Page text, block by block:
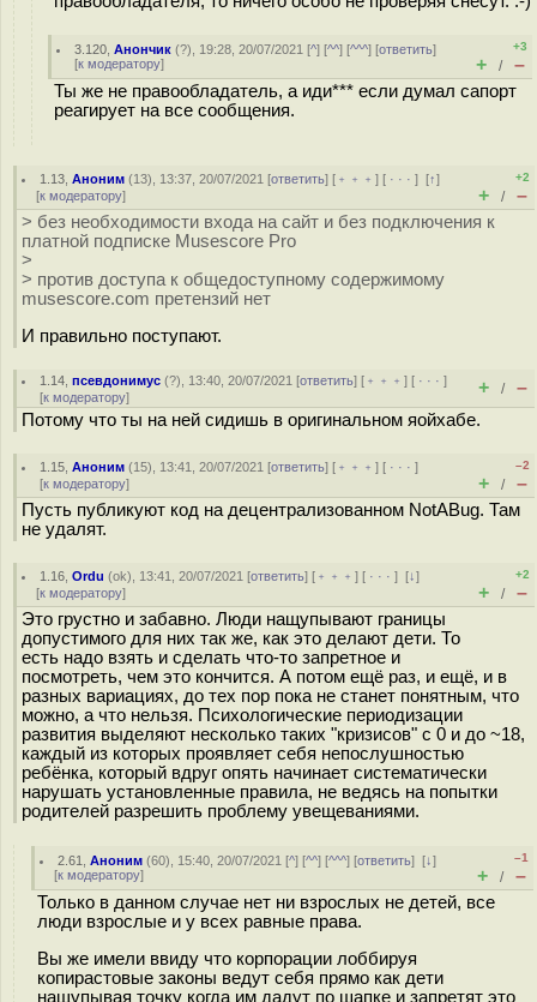
3.120 ,Анончик (?), 19:28, 20/07/2021 [^] [^^] [^^^] [ответить]
[к модератору]
+3
+ / –
Ты же не правообладатель, а иди*** если думал сапорт
реагирует на все сообщения.
1.13 ,Аноним (13), 13:37, 20/07/2021 [ответить] [ ﹢﹢﹢] [ · · ·][↑]
[к модератору]
+2
+ / –
> без необходимости входа на сайт и без подключения к
платной подписке Musescore Pro
>
> против доступа к общедоступному содержимому
musescore.com претензий нет
И правильно поступают.
1.14 ,псевдонимус (?), 13:40, 20/07/2021 [ответить] [ ﹢﹢﹢] [ · · ·]
[к модератору] + / –
Потому что ты на ней сидишь в оригинальном яойхабе.
1.15 ,Аноним (15), 13:41, 20/07/2021 [ответить] [ ﹢﹢﹢] [ · · ·]
[к модератору]
–2
+ / –
Пусть публикуют код на децентрализованном NotABug. Там
не удалят.
1.16 ,Ordu (ok), 13:41, 20/07/2021 [ответить] [ ﹢﹢﹢] [ · · ·][↓]
[к модератору]
+2
+ / –
Это грустно и забавно. Люди нащупывают границы
допустимого для них так же, как это делают дети. То
есть надо взять и сделать что-то запретное и
посмотреть, чем это кончится. А потом ещё раз, и ещё, и в
разных вариациях, до тех пор пока не станет понятным, что
можно, а что нельзя. Психологические периодизации
развития выделяют несколько таких "кризисов" с 0 и до ~18,
каждый из которых проявляет себя непослушностью
ребёнка, который вдруг опять начинает систематически
нарушать установленные правила, не ведясь на попытки
родителей разрешить проблему увещеваниями.
2.61 ,Аноним (60), 15:40, 20/07/2021 [^] [^^] [^^^] [ответить][↓]
[к модератору]
–1
+ / –
Только в данном случае нет ни взрослых не детей, все
люди взрослые и у всех равные права.
Вы же имели ввиду что корпорации лоббируя
копирастовые законы ведут себя прямо как дети
нащупывая точку когда им дадут по шапке и запретят это